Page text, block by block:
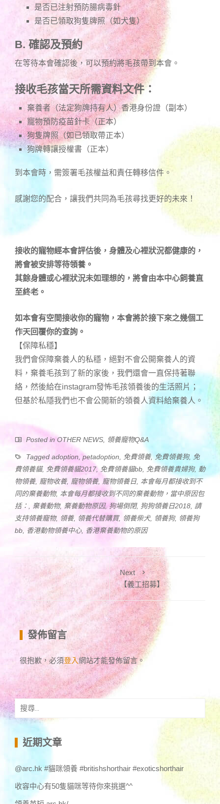
是否已注射預防腸病毒針
是否已領取狗隻牌照（如犬隻）
B. 確認及預約
在等待本會確認後，可以預約將毛孩帶到本會。
接收毛孩當天所需資料文件：
棄養者（法定狗牌持有人）香港身份證（副本）
寵物預防疫苗針卡（正本）
狗隻牌照（如已領取帶正本）
狗牌轉讓授權書（正本）
到本會時，需簽署毛孩權益和責任轉移信件。
感謝您的配合，讓我們共同為毛孩尋找更好的未來！
接收的寵物經本會評估後，身體及心裡狀況都健康的，
將會被安排等待領養。
其餘身體或心裡狀況未如理想的，將會由本中心飼養直
至終老。
如本會有空間接收你的寵物，本會將於接下來之幾個工
作天回覆你的查詢。
【保障私穩】
我們會保障棄養人的私穩，絕對不會公開棄養人的資
料，棄養毛孩到了新的家後，我們還會一直保持著聯
絡，然後給在instagram發怖毛孩領養後的生活照片；
但基於私隱我們也不會公開新的領養人資料給棄養人。
Posted in OTHER NEWS, 領養寵物Q&A
Tagged adoption, petadoption, 免費領養,免費領養狗, 免
費領養貓, 免費領養貓2017,免費領養貓bb, 免費領養貴婦狗, 動
物領養, 寵物收養, 寵物領養, 寵物領養日, 本會每月都接收到不
同的棄養動物, 本會每月都接收到不同的棄養動物，當中原因包
括： , 棄養動物, 棄養動物原因, 狗場倒閉, 狗狗領養日2018, 請
支持領養寵物, 領養, 領養代替購買, 領養柴犬, 領養狗, 領養狗
bb, 香港動物領養中心, 香港棄養動物的原因
Next
【義工招募】
發佈留言
很抱歉，必須登入網站才能發佈留言。
搜
尋
鍵 近期文章
@arc.hk #貓咪領養 #britishshorthair #exoticshorthair
收容中心有50隻貓咪等待你來挑選^^